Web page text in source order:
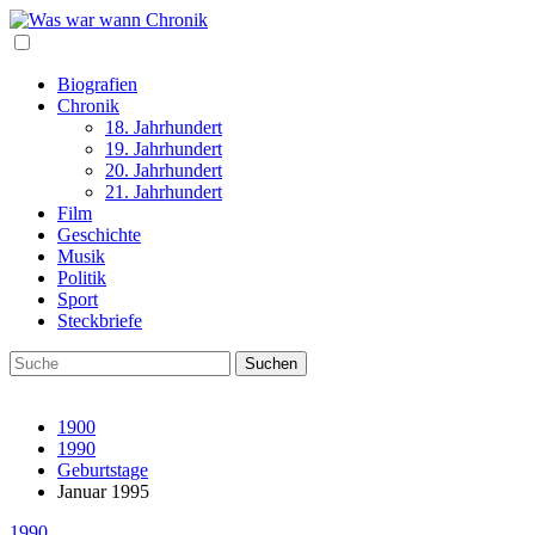
Biografien
Chronik
18. Jahrhundert
19. Jahrhundert
20. Jahrhundert
21. Jahrhundert
Film
Geschichte
Musik
Politik
Sport
Steckbriefe
1900
1990
Geburtstage
Januar 1995